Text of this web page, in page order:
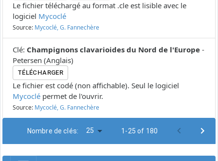
Le fichier téléchargé au format .cle est lisible avec le
logiciel Mycoclé
Source: Mycoclé, G. Fannechère
Clé: Champignons clavarioides du Nord de l'Europe -
Petersen (Anglais)
TÉLÉCHARGER
Le fichier est codé (non affichable). Seul le logiciel
Mycoclé permet de l'ouvrir.
Source: Mycoclé, G. Fannechère
Nombre de clés: 25 1-25 of 180